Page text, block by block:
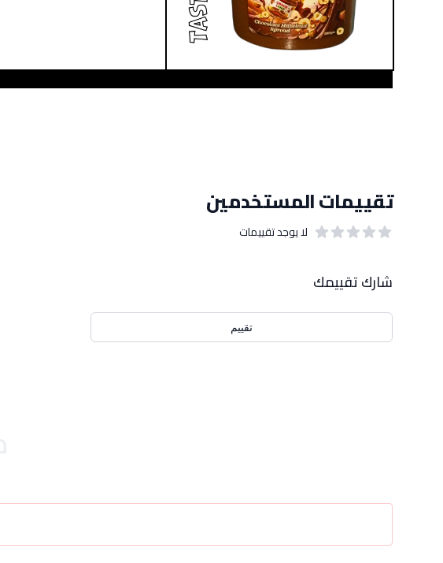
تقييمات المستخدمين
لا يوجد تقييمات
شارك تقييمك
تقييم